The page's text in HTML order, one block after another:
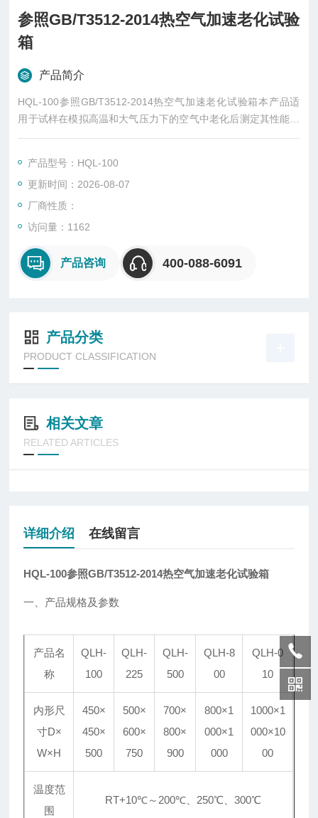
参照GB/T3512-2014热空气加速老化试验
箱
产品简介
HQL-100参照GB/T3512-2014热空气加速老化试验箱本产品适
用于试样在模拟高温和大气压力下的空气中老化后测定其性能并
与未老化样的性能予以比较。本产品满足JB/T7444《空气热老化
产品型号：HQL-100
更新时间：2026-08-07
厂商性质：
访问量：1162
产品咨询 400-088-6091
产品分类
PRODUCT CLASSIFICATION
相关文章
RELATED ARTICLES
详细介绍 在线留言
HQL-100参照GB/T3512-2014热空气加速老化试验箱
一、产品规格及参数
产品名
称
QLH-
100
QLH-
225
QLH-
500
QLH-8
00
QLH-0
10
内形尺
寸D×
W×H
450×
450×
500
500×
600×
750
700×
800×
900
800×1
000×1
000
1000×1
000×10
00
温度范
围
RT+10℃～200℃、250℃、300℃